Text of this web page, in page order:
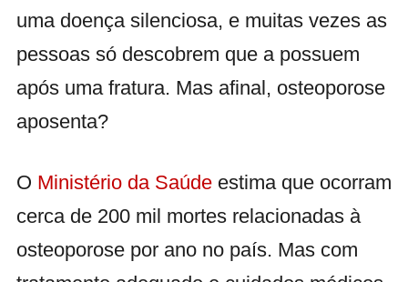
uma doença silenciosa, e muitas vezes as
pessoas só descobrem que a possuem
após uma fratura. Mas afinal, osteoporose
aposenta?
O Ministério da Saúde estima que ocorram
cerca de 200 mil mortes relacionadas à
osteoporose por ano no país. Mas com